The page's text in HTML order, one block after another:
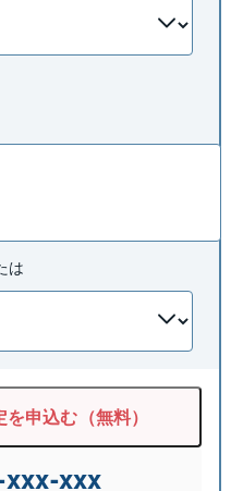
は
申込む（無料）
xxx-xxx